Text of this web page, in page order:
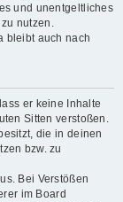
und unentgeltliches
nutzen.
bleibt auch nach
er keine Inhalte
Sitten verstoßen.
die in deinen
bzw. zu
Bei Verstößen
im Board